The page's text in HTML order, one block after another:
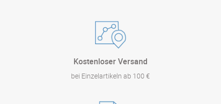
Kostenloser Versand
bei Einzelartikeln ab 100 €